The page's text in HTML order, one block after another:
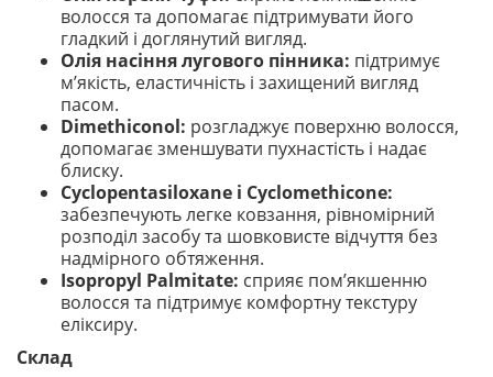
волосся та допомагає підтримувати його
гладкий і доглянутий вигляд.
Олія насіння лугового пінника: підтримує
м’якість, еластичність і захищений вигляд
пасом.
Dimethiconol: розгладжує поверхню волосся,
допомагає зменшувати пухнастість і надає
блиску.
Cyclopentasiloxane і Cyclomethicone:
забезпечують легке ковзання, рівномірний
розподіл засобу та шовковисте відчуття без
надмірного обтяження.
Isopropyl Palmitate: сприяє пом’якшенню
волосся та підтримує комфортну текстуру
еліксиру.
Склад